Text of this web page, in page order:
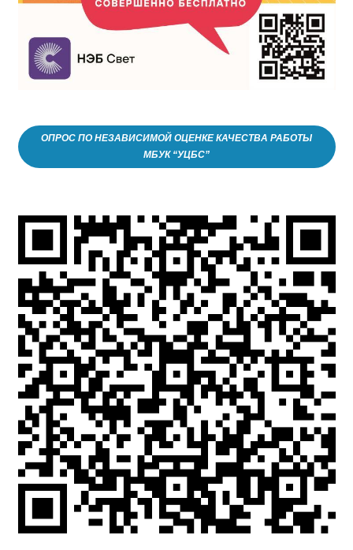
ОПРОС ПО НЕЗАВИСИМОЙ ОЦЕНКЕ КАЧЕСТВА РАБОТЫ
МБУК “УЦБС”